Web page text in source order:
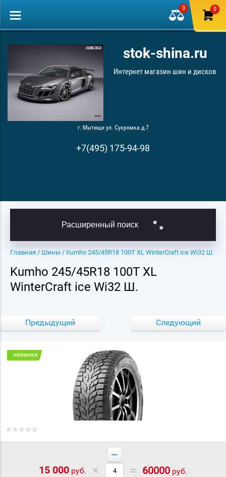
0
0
stok-shina.ru
Интернет магазин шин и дисков
г. Мытищи ул. Сукромка д.7
+7(495) 175-94-98
Расширенный поиск
Главная / Шины / Kumho 245/45R18 100T XL WinterCraft ice Wi32 Ш.
Kumho 245/45R18 100T XL
WinterCraft ice Wi32 Ш.
Предыдущий Следующий
новинка
15 000 руб.
−
60000 руб.